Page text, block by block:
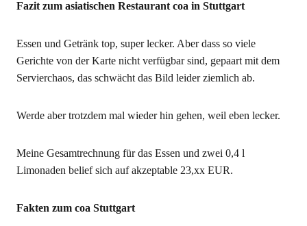
Fazit zum asiatischen Restaurant coa in Stuttgart
Essen und Getränk top, super lecker. Aber dass so viele
Gerichte von der Karte nicht verfügbar sind, gepaart mit dem
Servierchaos, das schwächt das Bild leider ziemlich ab.
Werde aber trotzdem mal wieder hin gehen, weil eben lecker.
Meine Gesamtrechnung für das Essen und zwei 0,4 l
Limonaden belief sich auf akzeptable 23,xx EUR.
Fakten zum coa Stuttgart